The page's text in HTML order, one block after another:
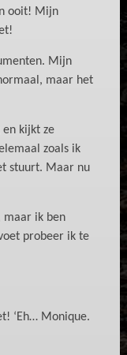
ooit! Mijn
Mijn
maar het
kijkt ze
zoals ik
stuurt. Maar nu
maar ik ben
probeer ik te
‘Eh… Monique.